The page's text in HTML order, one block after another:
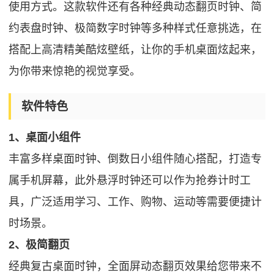
使用方式。这款软件还有各种经典动态翻页时钟、简
约表盘时钟、极简数字时钟等多种样式任意挑选，在
搭配上高清精美酷炫壁纸，让你的手机桌面炫起来，
为你带来惊艳的视觉享受。
软件特色
1、桌面小组件
丰富多样桌面时钟、倒数日小组件随心搭配，打造专
属手机屏幕，此外悬浮时钟还可以作为抢券计时工
具，广泛适用学习、工作、购物、运动等需要便捷计
时场景。
2、极简翻页
经典复古桌面时钟，全面屏动态翻页效果给您带来不